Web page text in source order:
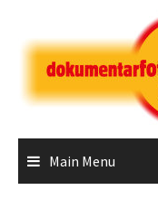
content
Main Menu